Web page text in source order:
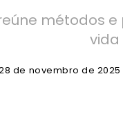
métodos
vida
de novembro de 2025